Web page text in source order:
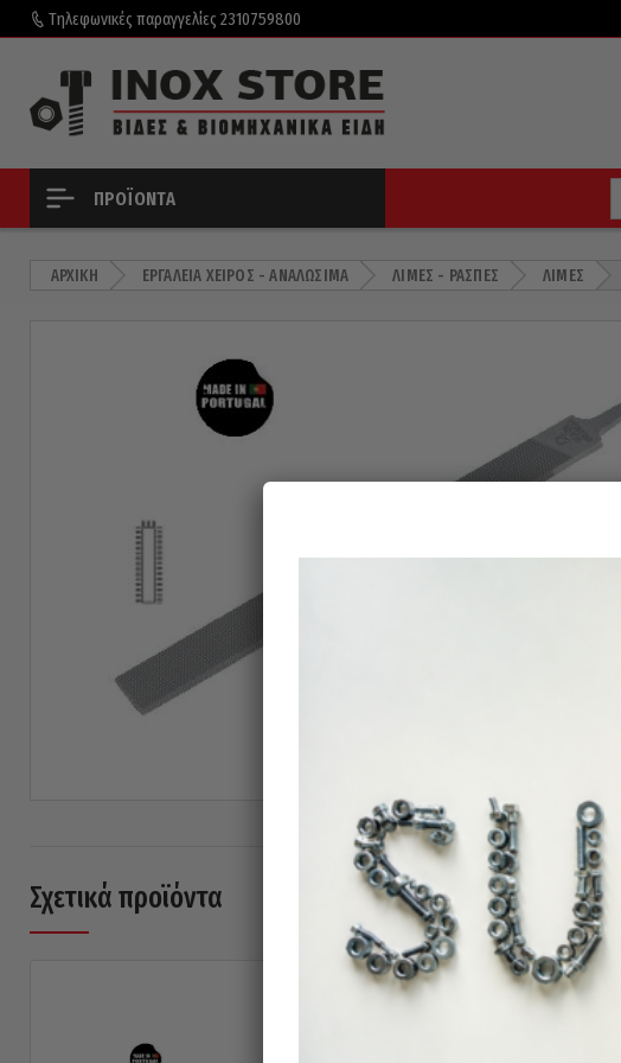
Τηλεφωνικές παραγγελίες 2310759800
ΠΡΟΪΌΝΤΑ
ΑΡΧΙΚΉ ΕΡΓΑΛΕΊΑ ΧΕΙΡΌΣ - ΑΝΑΛΏΣΙΜΑ ΛΊΜΕΣ - ΡΆΣΠΕΣ ΛΊΜΕΣ
Σχετικά προϊόντα